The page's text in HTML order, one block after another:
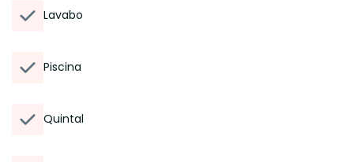
Lavabo
Piscina
Quintal